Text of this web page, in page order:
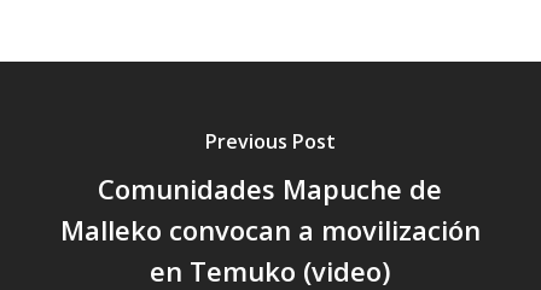
Previous Post
Comunidades Mapuche de
Malleko convocan a movilización
en Temuko (video)